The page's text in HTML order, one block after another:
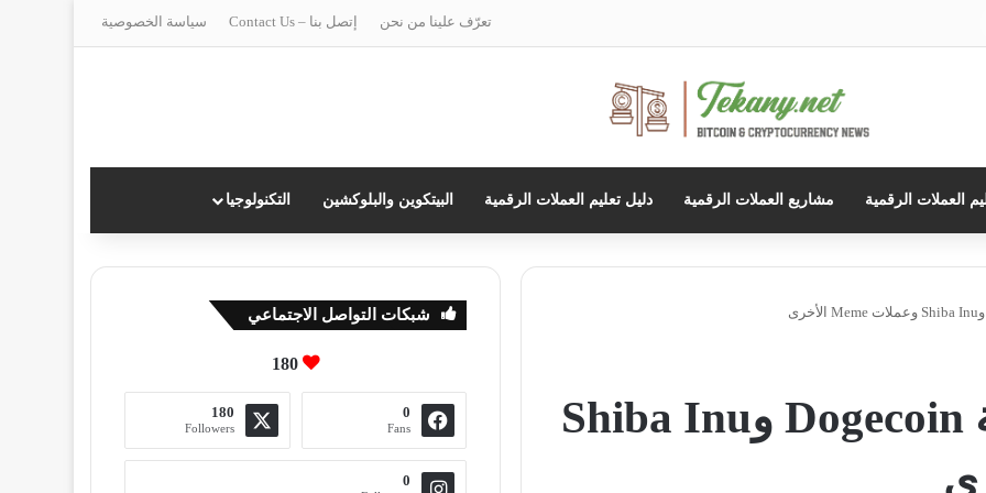
تعرّف علينا من نحن إتصل بنا – Contact Us سياسة الخصوصية
العملات الرقمية مشاريع العملات الرقمية دليل تعليم العملات الرقمية البيتكوين والبلوكشين التكنولوجيا
أسباب انخفاض عملة Dogecoin وShiba Inu
شبكات التواصل الاجتماعي
180
0
Fans
180
Followers
0